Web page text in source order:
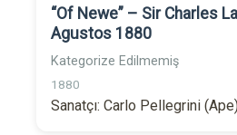
“Of Newe” – Sir Charles
Agustos 1880
Kategorize Edilmemiş
1880
Sanatçı: Carlo Pellegrini